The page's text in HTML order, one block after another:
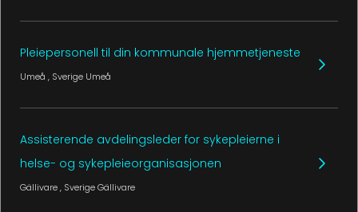
Pleiepersonell til din kommunale hjemmetjeneste
Umeå , Sverige Umeå
Assisterende avdelingsleder for sykepleierne i
helse- og sykepleieorganisasjonen
Gällivare, SverigeGällivare